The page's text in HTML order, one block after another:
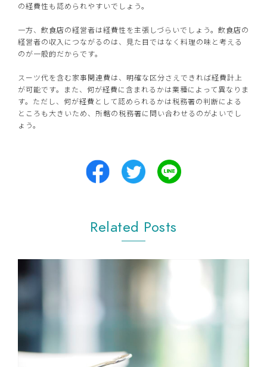
の経費性も認められやすいでしょう。
一方、飲食店の経営者は経費性を主張しづらいでしょう。飲食店の
経営者の収入につながるのは、見た目ではなく料理の味と考える
のが一般的だからです。
スーツ代を含む家事関連費は、明確な区分さえできれば経費計上
が可能です。また、何が経費に含まれるかは業種によって異なりま
す。ただし、何が経費として認められるかは税務署の判断による
ところも大きいため、所轄の税務署に問い合わせるのがよいでし
ょう。
Related Posts